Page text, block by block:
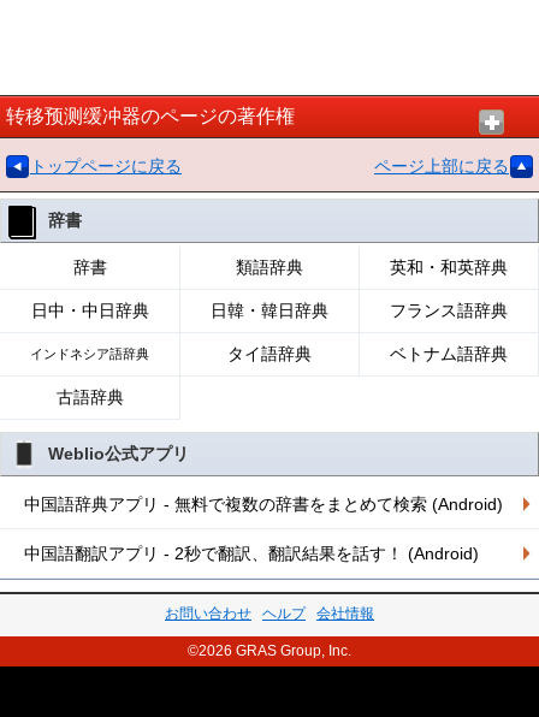
转移预测缓冲器のページの著作権
トップページに戻る ページ上部に戻る
辞書
辞書 類語辞典 英和・和英辞典
日中・中日辞典 日韓・韓日辞典 フランス語辞典
インドネシア語辞典 タイ語辞典 ベトナム語辞典
古語辞典
Weblio公式アプリ
中国語辞典アプリ - 無料で複数の辞書をまとめて検索 (Android)
中国語翻訳アプリ - 2秒で翻訳、翻訳結果を話す！ (Android)
お問い合わせ ヘルプ 会社情報
©2026 GRAS Group, Inc.